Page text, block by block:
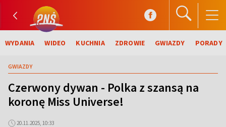
WYDANIA WIDEO KUCHNIA ZDROWIE GWIAZDY PORADY
GWIAZDY
Czerwony dywan - Polka z szansą na
koronę Miss Universe!
20.11.2025, 10:33